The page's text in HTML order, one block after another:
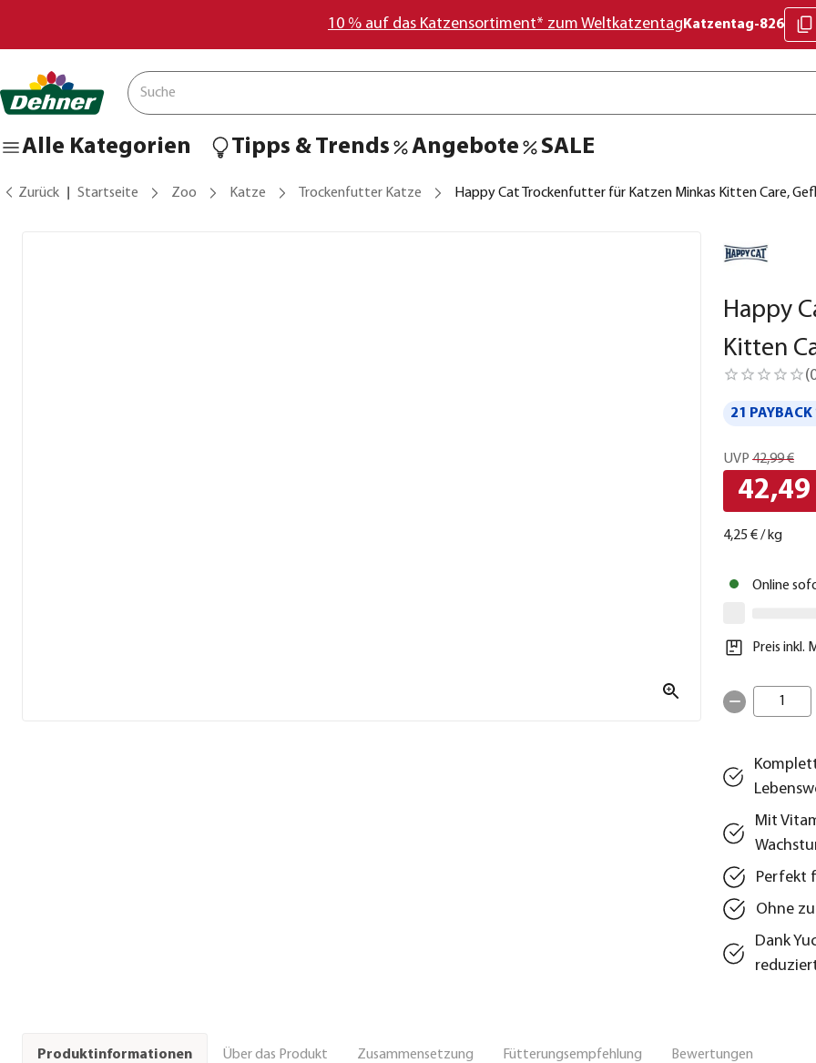
10 % auf das Katzensortiment* zum Weltkatzentag Katzentag-826
Alle Kategorien Tipps & Trends Angebote SALE
Zurück Startseite Zoo Katze Trockenfutter Katze Happy Cat Trockenfutter für Katzen Minkas Kitten Care,
Happy
Kitten
(
21
UVP 42,99 €
42,49
4,25 €/ kg
Online
Preis inkl.
1
Mit
Perfekt
Ohne
Dank
Produktinformationen Über das Produkt Zusammensetzung Fütterungsempfehlung Bewertungen